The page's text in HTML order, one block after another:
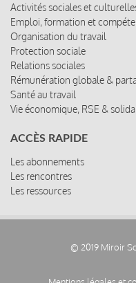
Activités sociales et
Emploi, formation et
Organisation du travail
Protection sociale
Relations sociales
Rémunération globale &
Santé au travail
Vie économique, RSE &
ACCÈS RAPIDE
Les abonnements
Les rencontres
Les ressources
© 2019 Miroir